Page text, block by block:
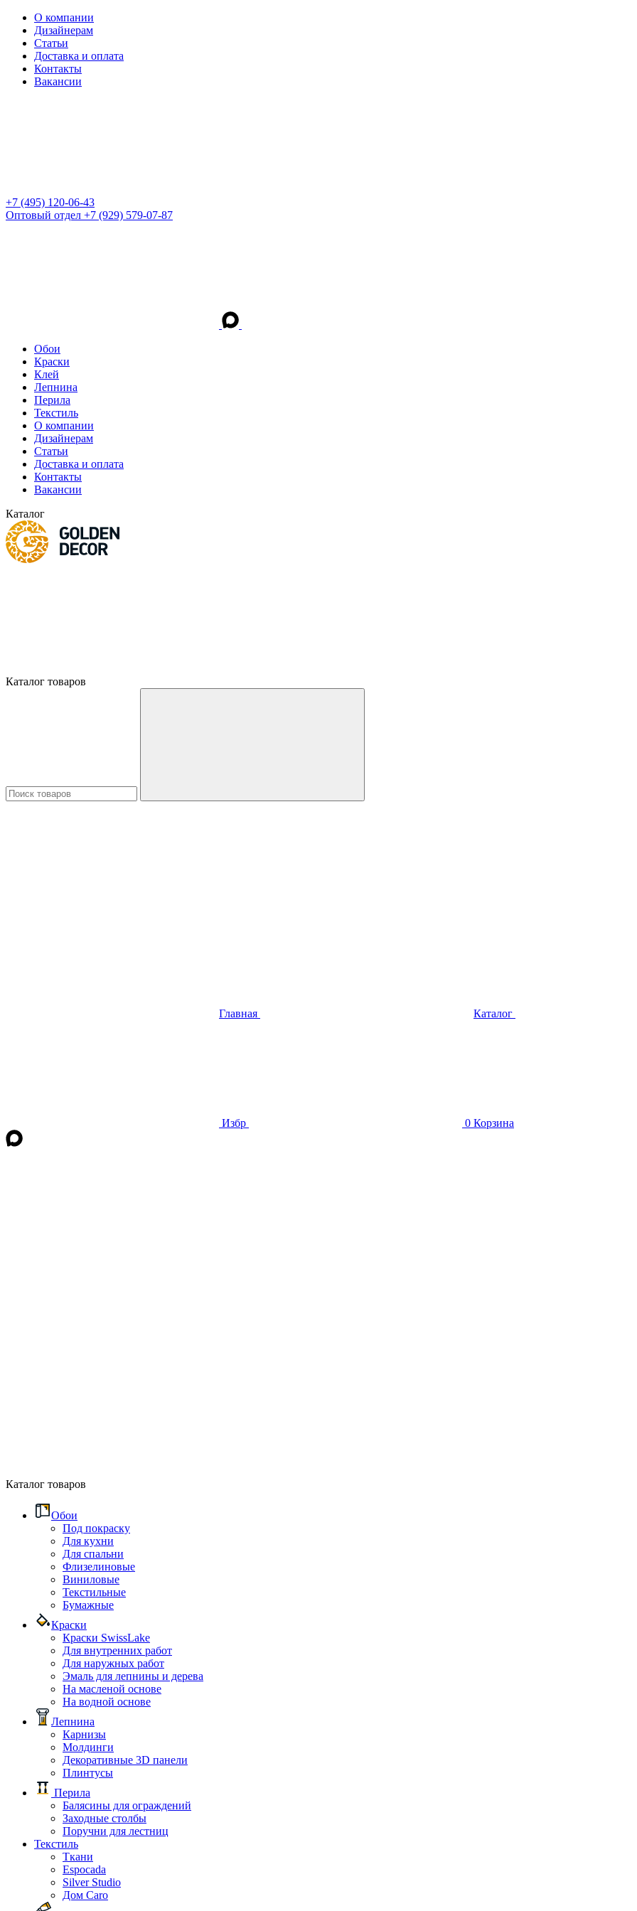
О компании
Дизайнерам
Статьи
Доставка и оплата
Контакты
Вакансии
+7 (495) 120-06-43
Оптовый отдел +7 (929) 579-07-87
Обои
Краски
Клей
Лепнина
Перила
Текстиль
О компании
Дизайнерам
Статьи
Доставка и оплата
Контакты
Вакансии
Каталог
Каталог товаров
Главная Каталог
Избр 0 Корзина
Каталог товаров
Обои
Под покраску
Для кухни
Для спальни
Флизелиновые
Виниловые
Текстильные
Бумажные
Краски
Краски SwissLake
Для внутренних работ
Для наружных работ
Эмаль для лепнины и дерева
На масленой основе
На водной основе
Лепнина
Карнизы
Молдинги
Декоративные 3D панели
Плинтусы
Перила
Балясины для ограждений
Заходные столбы
Поручни для лестниц
Текстиль
Ткани
Espocada
Silver Studio
Дом Caro